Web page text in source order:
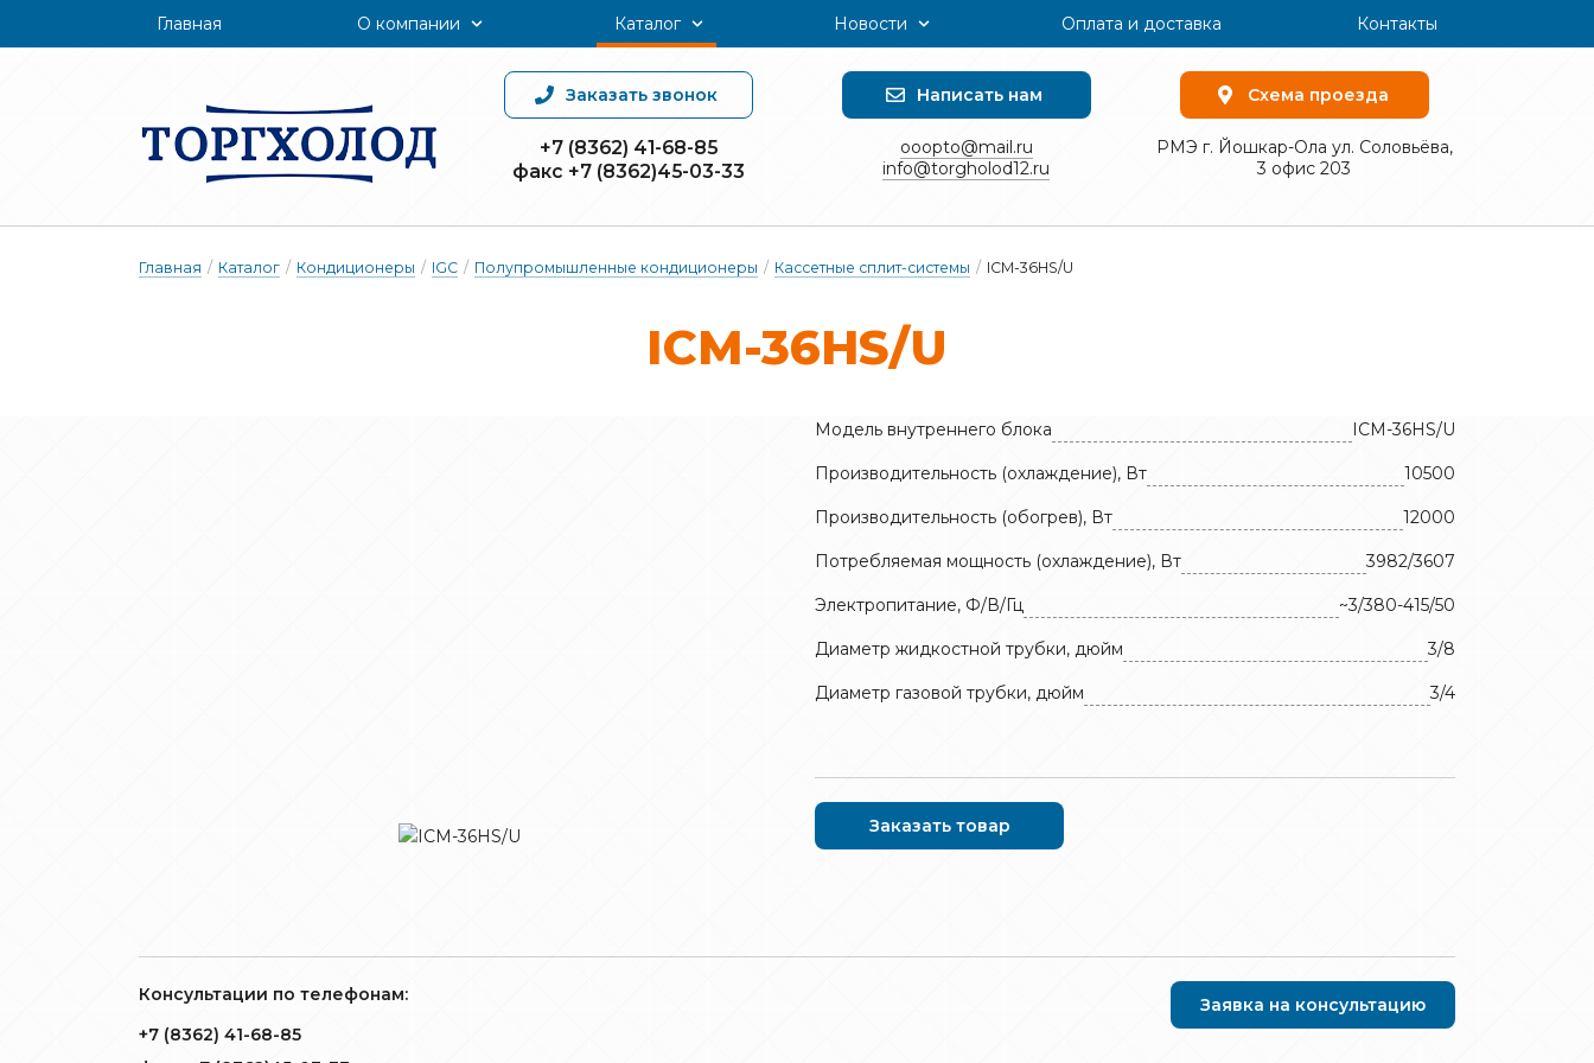
Главная О компании Каталог Новости Оплата и доставка Контакты
Заказать звонок
+7 (8362) 41-68-85
факс +7 (8362)45-03-33
Написать нам
ooopto@mail.ru
info@torgholod12.ru
Схема проезда
РМЭ г. Йошкар-Ола ул. Соловьёва,
3 офис 203
Главная / Каталог / Кондиционеры / IGC / Полупромышленные кондиционеры / Кассетные сплит-системы / ICM-36HS/U
ICM-36HS/U
Модель внутреннего блока ICM-36HS/U
Производительность (охлаждение), Вт 10500
Производительность (обогрев), Вт 12000
Потребляемая мощность (охлаждение), Вт 3982/3607
Электропитание, Ф/В/Гц ~3/380-415/50
Диаметр жидкостной трубки, дюйм 3/8
Диаметр газовой трубки, дюйм 3/4
Заказать товар
Консультации по телефонам:
+7 (8362) 41-68-85
Заявка на консультацию